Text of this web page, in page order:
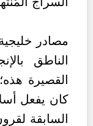
مصادر
الناطق
القصيرة
كان يفعل
السابقة